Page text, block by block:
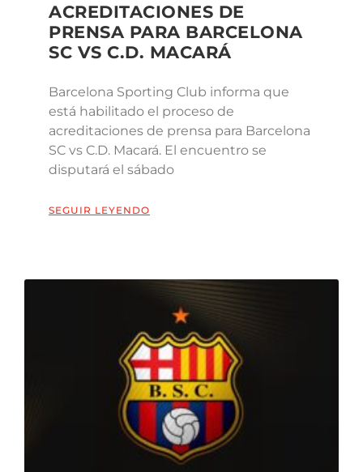
ACREDITACIONES DE
PRENSA PARA BARCELONA
SC VS C.D. MACARÁ
Barcelona Sporting Club informa que
está habilitado el proceso de
acreditaciones de prensa para Barcelona
SC vs C.D. Macará. El encuentro se
disputará el sábado
SEGUIR LEYENDO